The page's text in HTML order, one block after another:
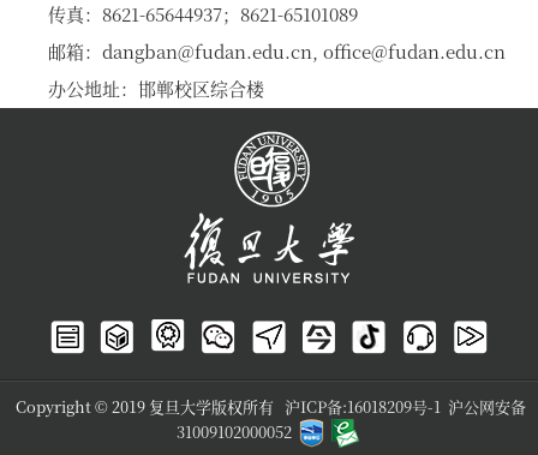
传真： 8621-65644937； 8621-65101089
邮箱：dangban@fudan.edu.cn, office@fudan.edu.cn
办公地址：邯郸校区综合楼
Copyright © 2019 复旦大学版权所有 沪ICP备:16018209号-1 沪公网安备
31009102000052